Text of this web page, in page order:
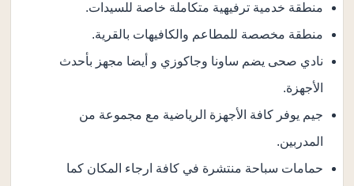
منطقة خدمية ترفيهية متكاملة خاصة للسيدات.
منطقة مخصصة للمطاعم والكافيهات بالقرية.
نادي صحى يضم ساونا وجاكوزي و أيضا مجهز بأحدث
الأجهزة.
جيم يوفر كافة الأجهزة الرياضية مع مجموعة من
المدربين.
حمامات سباحة منتشرة في كافة ارجاء المكان كما